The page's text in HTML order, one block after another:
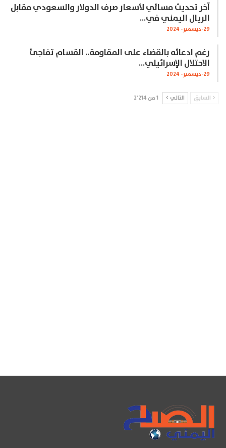
آخر تحديث مسائي لأسعار صرف الدولار والسعودي مقابل
الريال اليمني في…
29-ديسمبر- 2024
رغم ادعائه بالقضاء على المقاومة.. القسام تفاجئ
الاحتلال الإسرائيلي…
29-ديسمبر- 2024
السابق التالي 1 من 2٬214